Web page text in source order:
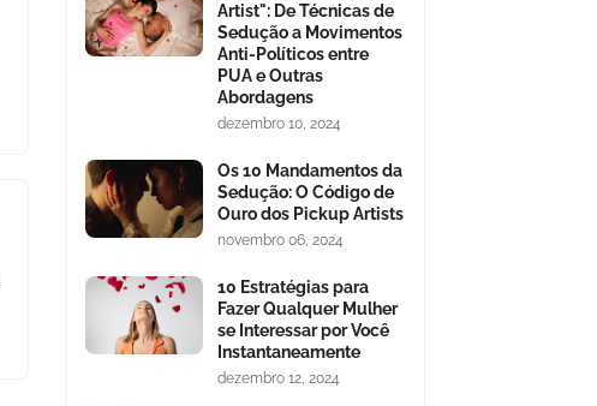
Artist": De Técnicas de
Sedução a Movimentos
Anti-Políticos entre
PUA e Outras
Abordagens
dezembro 10, 2024
Os 10 Mandamentos da
Sedução: O Código de
Ouro dos Pickup Artists
novembro 06, 2024
10 Estratégias para
Fazer Qualquer Mulher
se Interessar por Você
Instantaneamente
dezembro 12, 2024